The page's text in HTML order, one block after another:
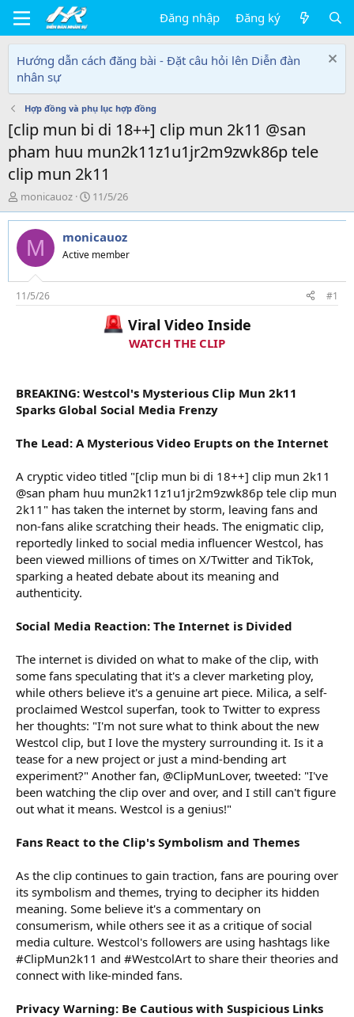
Đăng nhập Đăng ký
Hướng dẫn cách đăng bài - Đặt câu hỏi lên Diễn đàn
nhân sự
Hợp đồng và phụ lục hợp đồng
[clip mun bi di 18++] clip mun 2k11 @san
pham huu mun2k11z1u1jr2m9zwk86p tele
clip mun 2k11
T
h
r
e
d
s
t
a
monicauoz
N
g
à
y
g
i
11/5/26
M monicauoz
Active member
11/5/26 #1
Viral Video Inside
WATCH THE CLIP
BREAKING: Westcol's Mysterious Clip Mun 2k11
Sparks Global Social Media Frenzy
The Lead: A Mysterious Video Erupts on the Internet
A cryptic video titled "[clip mun bi di 18++] clip mun 2k11
@san pham huu mun2k11z1u1jr2m9zwk86p tele clip mun
2k11" has taken the internet by storm, leaving fans and
non-fans alike scratching their heads. The enigmatic clip,
reportedly linked to social media influencer Westcol, has
been viewed millions of times on X/Twitter and TikTok,
sparking a heated debate about its meaning and
authenticity.
Social Media Reaction: The Internet is Divided
The internet is divided on what to make of the clip, with
some fans speculating that it's a clever marketing ploy,
while others believe it's a genuine art piece. Milica, a self-
proclaimed Westcol superfan, took to Twitter to express
her thoughts: "I'm not sure what to think about the new
Westcol clip, but I love the mystery surrounding it. Is it a
tease for a new project or just a mind-bending art
experiment?" Another fan, @ClipMunLover, tweeted: "I've
been watching the clip over and over, and I still can't figure
out what it means. Westcol is a genius!"
Fans React to the Clip's Symbolism and Themes
As the clip continues to gain traction, fans are pouring over
its symbolism and themes, trying to decipher its hidden
meaning. Some believe it's a commentary on
consumerism, while others see it as a critique of social
media culture. Westcol's followers are using hashtags like
#ClipMun2k11 and #WestcolArt to share their theories and
connect with like-minded fans.
Privacy Warning: Be Cautious with Suspicious Links